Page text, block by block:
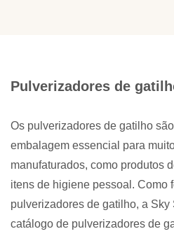
Pulverizadores de
Os pulverizadores de gatilho
embalagem essencial para
manufaturados, como produtos
itens de higiene pessoal. Como
pulverizadores de gatilho, a Sky
catálogo de pulverizadores de